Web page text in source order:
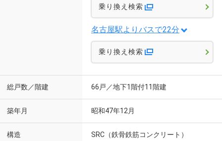
乗り換え検索
名古屋駅よりバスで22分
乗り換え検索
総戸数／階建 66戸／地下1階付11階建
築年月 昭和47年12月
構造 SRC（鉄骨鉄筋コンクリート）